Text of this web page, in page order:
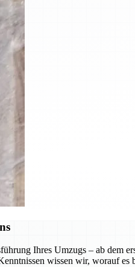
Ihres Umzugs – ab dem
wissen wir, worauf